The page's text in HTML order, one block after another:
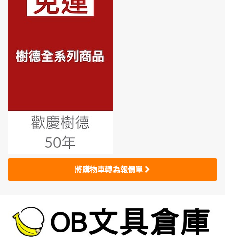
將購物車轉為報價單